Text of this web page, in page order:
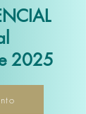
2025